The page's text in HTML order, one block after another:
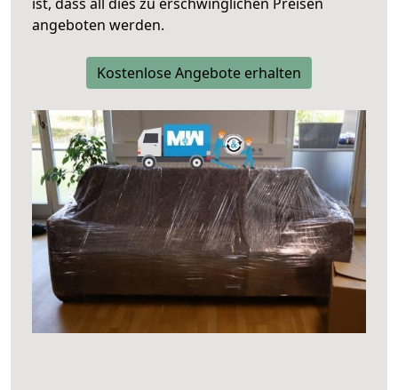
angeboten werden.
Kostenlose Angebote erhalten